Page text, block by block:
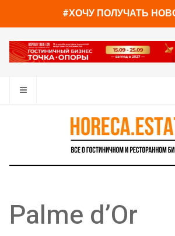
#ХОЧУ ПОЛУЧАТЬ
Palme d’Or